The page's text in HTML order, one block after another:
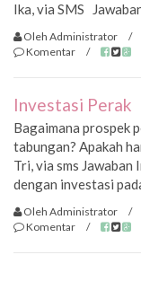
Ika, via SMS
Oleh Administrator /
Komentar
/
Investasi Perak
Bagaimana prospek
tabungan? Apakah
Tri, via sms Jawaban
dengan investasi
Oleh Administrator /
Komentar
/